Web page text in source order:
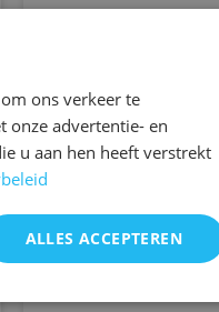
ons verkeer te
onze advertentie- en
u aan hen heeft verstrekt
ALLES ACCEPTEREN